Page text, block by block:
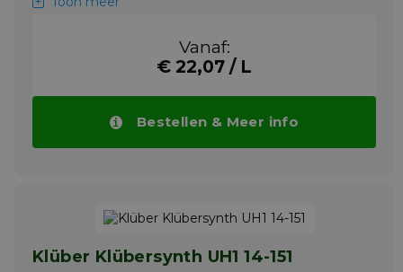
geschikt voor het dieptrekken van
aluminiumfolies. PARALIQ P 1500 kan ook
aandrijf- en transportkettingen.
Vanaf:
€ 22,07 / L
Bestellen & Meer info
Klüber Klübersynth UH1 14-151